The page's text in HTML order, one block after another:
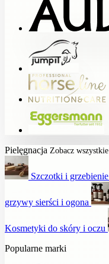
Pielęgnacja Zobacz wszystkie
Szczotki i grzebienie
grzywy sierści i ogona
Kosmetyki do skóry i oczu
Popularne marki